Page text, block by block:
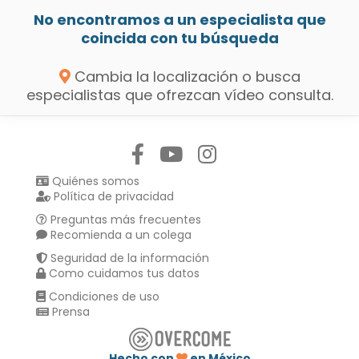
No encontramos a un especialista que
coincida con tu búsqueda
Cambia la localización o busca
especialistas que ofrezcan vídeo consulta.
Quiénes somos
Política de privacidad
Preguntas más frecuentes
Recomienda a un colega
Seguridad de la información
Como cuidamos tus datos
Condiciones de uso
Prensa